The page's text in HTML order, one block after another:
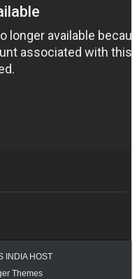
INDIA HOST
Themes